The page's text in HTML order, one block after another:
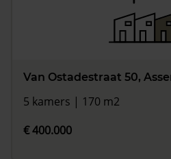
Van Ostadestraat 50,
5 kamers | 170 m2
€ 400.000